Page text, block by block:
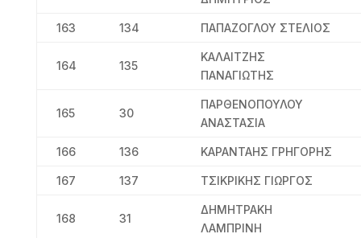
163 134 ΠΑΠΑΖΟΓΛΟΥ ΣΤΕΛΙΟΣ
164 135
ΚΑΛΑΙΤΖΗΣ
ΠΑΝΑΓΙΩΤΗΣ
165 30
ΠΑΡΘΕΝΟΠΟΥΛΟΥ
ΑΝΑΣΤΑΣΙΑ
166 136 ΚΑΡΑΝΤΑΗΣ ΓΡΗΓΟΡΗΣ
167 137 ΤΣΙΚΡΙΚΗΣ ΓΙΩΡΓΟΣ
168 31
ΔΗΜΗΤΡΑΚΗ
ΛΑΜΠΡΙΝΗ